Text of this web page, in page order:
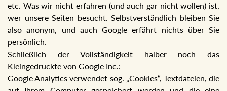
etc. Was wir nicht erfahren (und auch gar nicht wollen) ist,
wer unsere Seiten besucht. Selbstverständlich bleiben Sie
also anonym, und auch Google erfährt nichts über Sie
persönlich.
Schließlich der Vollständigkeit halber noch das
Kleingedruckte von Google Inc.:
Google Analytics verwendet sog. „Cookies“, Textdateien, die